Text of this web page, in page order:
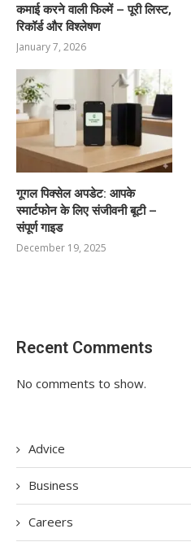
कमाई करने वाली फिल्में – पूरी लिस्ट,
रिकॉर्ड और विश्लेषण
January 7, 2026
गूगल पिक्सेल अपडेट: आपके
स्मार्टफोन के लिए संजीवनी बूटी –
संपूर्ण गाइड
December 19, 2025
Recent Comments
No comments to show.
Advice
Business
Careers